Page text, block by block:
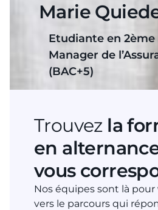
Marie
Etudiante en 2ème
Manager de
(BAC+5)
Trouvez la
en
vous
Nos équipes sont là
vers le parcours qui